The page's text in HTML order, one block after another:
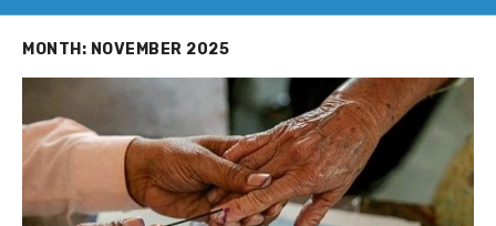
MONTH: NOVEMBER 2025